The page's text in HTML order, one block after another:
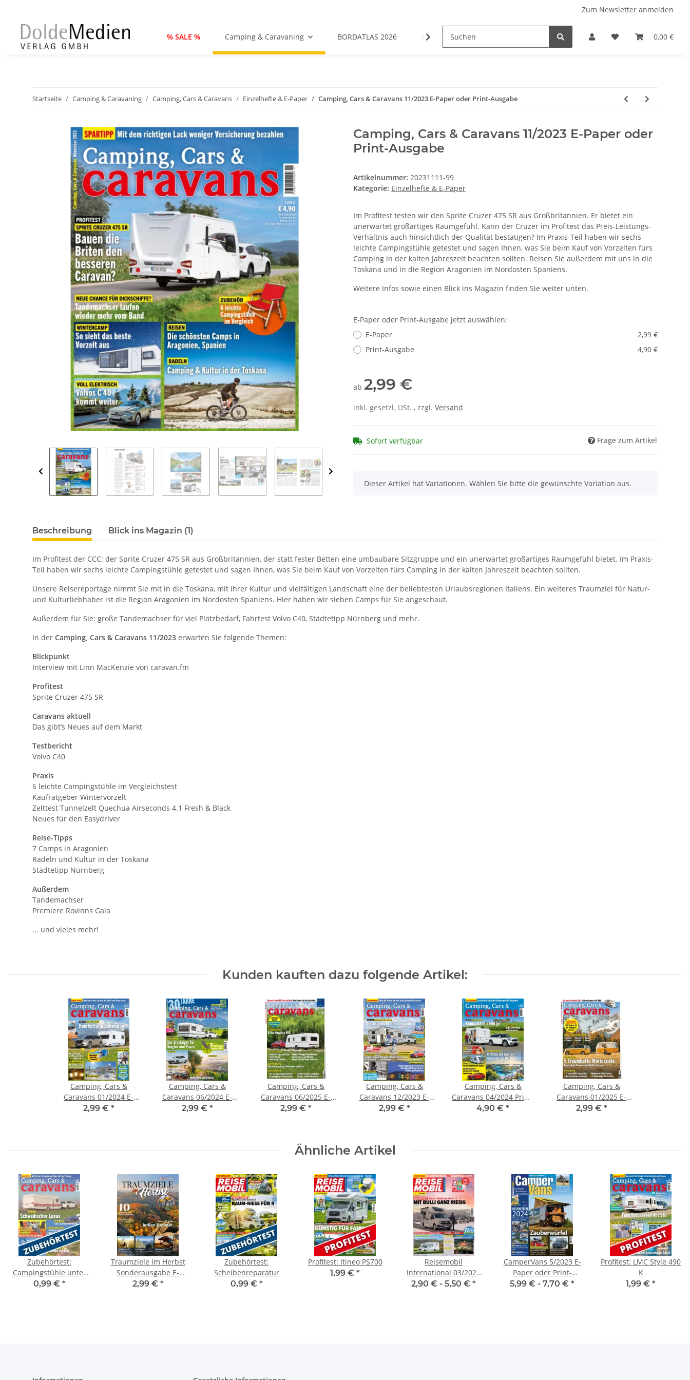
Zum Newsletter anmelden
0,00 €
% SALE % Camping & Caravaning BORDATLAS 2026 Camping- & Stellplatzführer WINZERATLAS 2026 Lifestyle &
Startseite Camping & Caravaning Camping, Cars & Caravans Einzelhefte & E-Paper Camping, Cars & Caravans 11/2023 E-Paper oder Print-Ausgabe
Camping, Cars & Caravans 11/2023 E-Paper oder
Print-Ausgabe
Artikelnummer: 20231111-99
Kategorie: Einzelhefte & E-Paper
Im Profitest testen wir den Sprite Cruzer 475 SR aus Großbritannien. Er bietet ein
unerwartet großartiges Raumgefühl. Kann der Cruzer im Profitest das Preis-Leistungs-
Verhältnis auch hinsichtlich der Qualität bestätigen? Im Praxis-Teil haben wir sechs
leichte Campingstühle getestet und sagen Ihnen, was Sie beim Kauf von Vorzelten fürs
Camping in der kalten Jahreszeit beachten sollten. Reisen Sie außerdem mit uns in die
Toskana und in die Region Aragonien im Nordosten Spaniens.
Weitere Infos sowie einen Blick ins Magazin finden Sie weiter unten.
E-Paper oder Print-Ausgabe jetzt auswählen:
E-Paper
2,99 €
Print-Ausgabe
4,90 €
ab 2,99 €
inkl. gesetzl. USt. , zzgl. Versand
Sofort verfügbar Frage zum Artikel
x
Dieser Artikel hat Variationen. Wählen Sie bitte die gewünschte Variation aus.
Beschreibung Blick ins Magazin (1)
Im Profitest der CCC: der Sprite Cruzer 475 SR aus Großbritannien, der statt fester Betten eine umbaubare Sitzgruppe und ein unerwartet großartiges Raumgefühl bietet. Im Praxis-
Teil haben wir sechs leichte Campingstühle getestet und sagen Ihnen, was Sie beim Kauf von Vorzelten fürs Camping in der kalten Jahreszeit beachten sollten.
Unsere Reisereportage nimmt Sie mit in die Toskana, mit ihrer Kultur und vielfältigen Landschaft eine der beliebtesten Urlaubsregionen Italiens. Ein weiteres Traumziel für Natur-
und Kulturliebhaber ist die Region Aragonien im Nordosten Spaniens. Hier haben wir sieben Camps für Sie angeschaut.
Außerdem für Sie: große Tandemachser für viel Platzbedarf, Fahrtest Volvo C40, Städtetipp Nürnberg und mehr.
In der Camping, Cars & Caravans 11/2023 erwarten Sie folgende Themen:
Blickpunkt
Interview mit Linn MacKenzie von caravan.fm
Profitest
Sprite Cruzer 475 SR
Caravans aktuell
Das gibt’s Neues auf dem Markt
Testbericht
Volvo C40
Praxis
6 leichte Campingstühle im Vergleichstest
Kaufratgeber Wintervorzelt
Zelttest Tunnelzelt Quechua Airseconds 4.1 Fresh & Black
Neues für den Easydriver
Reise-Tipps
7 Camps in Aragonien
Radeln und Kultur in der Toskana
Städtetipp Nürnberg
Außerdem
Tandemachser
Premiere Rovinns Gaia
... und vieles mehr!
Kunden kauften dazu folgende Artikel:
Camping, Cars &
Caravans 01/2024 E-
Paper
2,99 € *
Camping, Cars &
Caravans 06/2024 E-
Paper
2,99 € *
Camping, Cars &
Caravans 06/2025 E-
Paper
2,99 € *
Camping, Cars &
Caravans 12/2023 E-
Paper
2,99 € *
Camping, Cars &
Caravans 04/2024 Print-
Ausgabe
4,90 € *
Camping, Cars &
Caravans 01/2025 E-
Paper
2,99 € *
Ähnliche Artikel
Zubehörtest:
Campingstühle unter
100 Euro
0,99 € *
Traumziele im Herbst
Sonderausgabe E-
Paper
2,99 € *
Zubehörtest:
Scheibenreparatur
0,99 € *
Profitest: Itineo PS700
1,99 € *
Reisemobil
International 03/2023
E-Paper oder Print-
2,90 € - 5,50 € *
CamperVans 5/2023 E-
Paper oder Print-
Ausgabe
5,99 € - 7,70 € *
Profitest: LMC Style 490
K
1,99 € *